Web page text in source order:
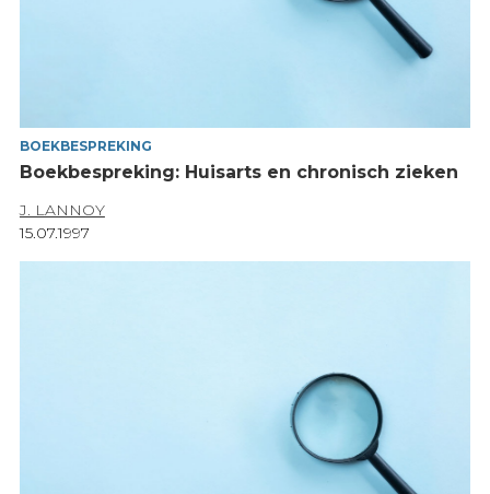
BOEKBESPREKING
Boekbespreking: Huisarts en chronisch zieken
J. LANNOY
15.07.1997